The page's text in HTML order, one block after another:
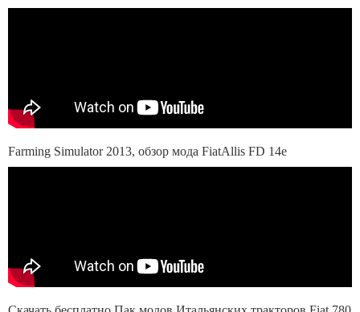
Farming Simulator 2013, обзор мода FiatAllis FD 14e